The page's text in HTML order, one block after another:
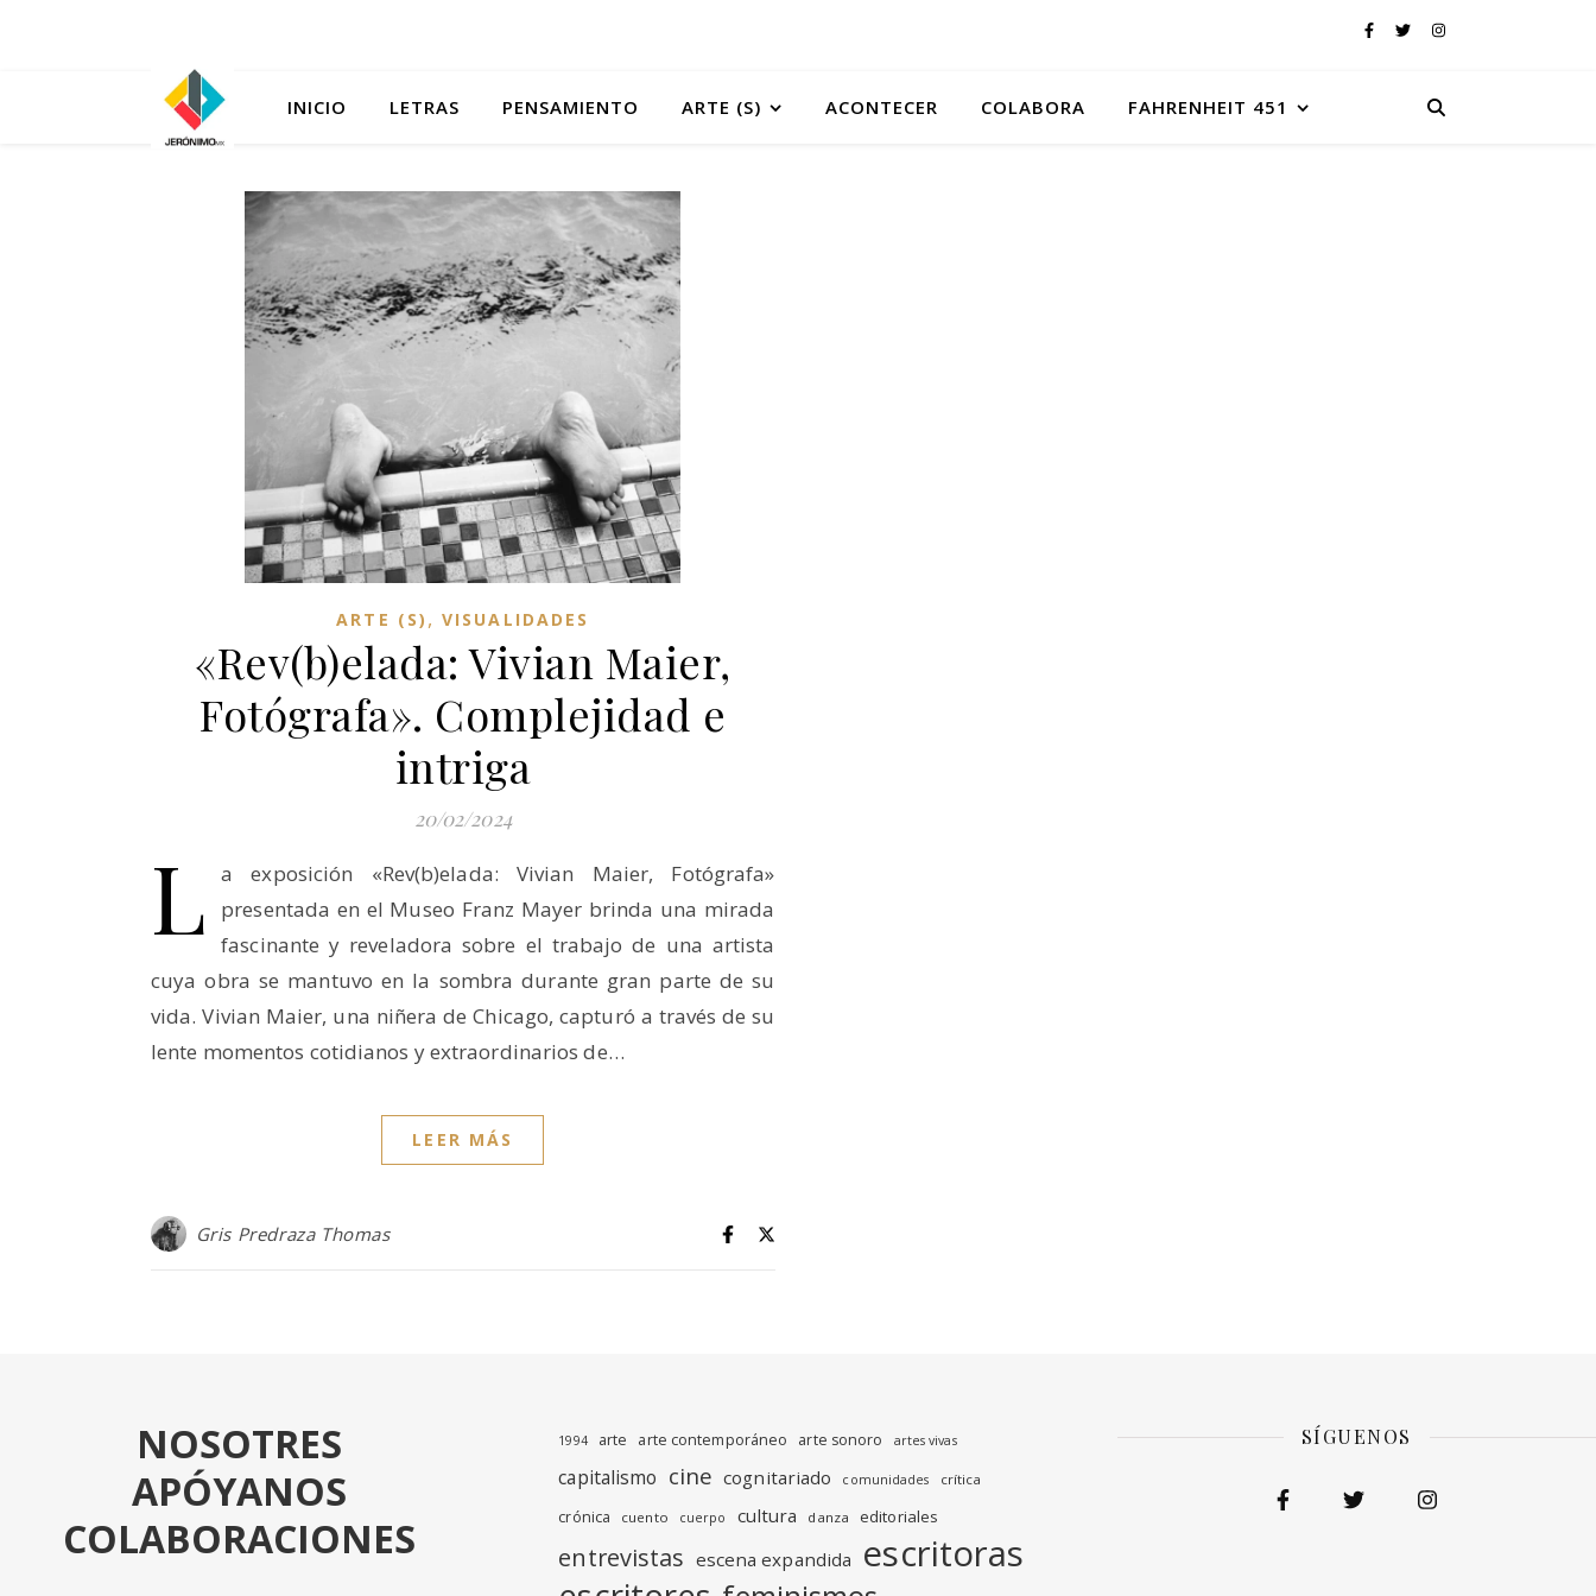
INICIO LETRAS PENSAMIENTO ARTE (S) ACONTECER COLABORA FAHRENHEIT 451
ARTE (S) ,VISUALIDADES
«Rev(b)elada: Vivian Maier,
Fotógrafa». Complejidad e
intriga
20/02/2024
L
a exposición «Rev(b)elada: Vivian Maier, Fotógrafa»
presentada en el Museo Franz Mayer brinda una mirada
fascinante y reveladora sobre el trabajo de una artista
cuya obra se mantuvo en la sombra durante gran parte de su
vida. Vivian Maier, una niñera de Chicago, capturó a través de su
lente momentos cotidianos y extraordinarios de…
LEER MÁS
Gris Predraza Thomas
NOSOTRES
APÓYANOS
COLABORACIONES
1994 arte arte contemporáneo arte sonoro artes vivas
capitalismo cine cognitariado comunidades crítica
crónica cuento cuerpo cultura danza editoriales
entrevistas escena expandida escritoras
SÍGUENOS